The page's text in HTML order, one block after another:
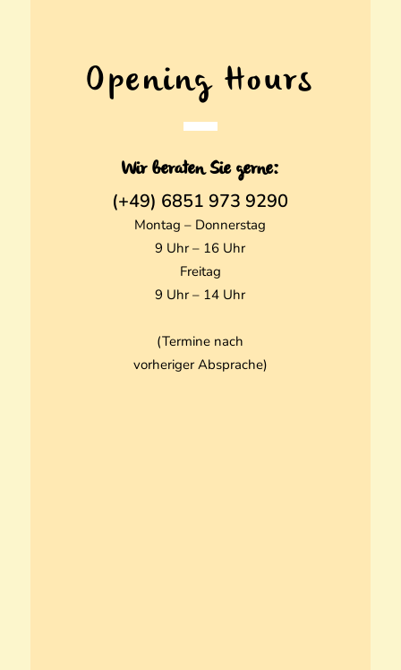
Opening Hours
Wir beraten Sie gerne:
(+49) 6851 973 9290
Montag – Donnerstag
9 Uhr – 16 Uhr
Freitag
9 Uhr – 14 Uhr
(Termine nach
vorheriger Absprache)